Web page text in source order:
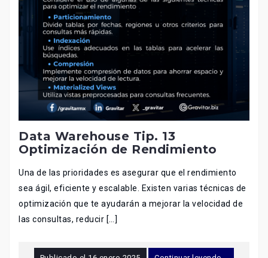
Data Warehouse Tip. 13
Optimización de Rendimiento
Una de las prioridades es asegurar que el rendimiento
sea ágil, eficiente y escalable. Existen varias técnicas de
optimización que te ayudarán a mejorar la velocidad de
las consultas, reducir […]